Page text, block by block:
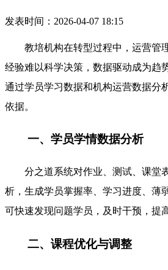
发表时间：2026-04-07 18:15
教培机构在转型过程中，运营管
经验难以科学决策，数据驱动成为趋
通过学员学习数据和机构运营数据分
依据。
一、学员学情数据分析
分之道系统对作业、测试、课堂
析，生成学员掌握率、学习进度、薄
可快速发现问题学员，及时干预，提
二、课程优化与调整